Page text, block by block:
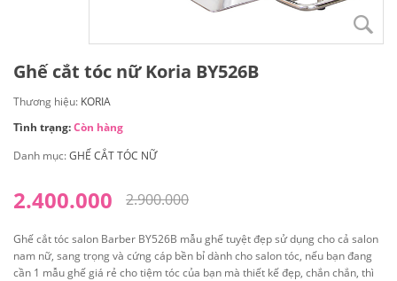
Ghế cắt tóc nữ Koria BY526B
Thương hiệu: KORIA
Tình trạng:Còn hàng
Danh mục:GHẾ CẮT TÓC NỮ
2.900.000
2.400.000
Ghế cắt tóc salon Barber BY526B mẫu ghế tuyệt đẹp sử dụng cho cả salon
nam nữ, sang trọng và cứng cáp bền bỉ dành cho salon tóc, nếu bạn đang
cần 1 mẫu ghế giá rẻ cho tiệm tóc của bạn mà thiết kế đẹp, chắn chắn, thì